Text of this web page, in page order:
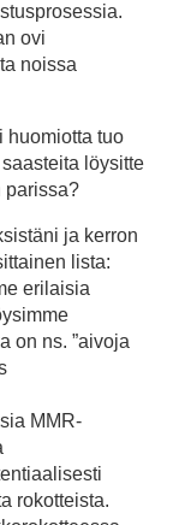
ovi
noissa
huomiotta tuo
löysitte
parissa?
ja kerron
lista:
erilaisia
on ns. ”aivoja
MMR-
rokotteista.